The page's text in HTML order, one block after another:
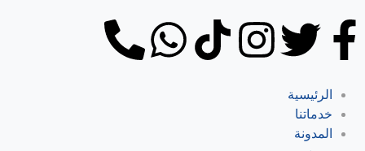
الرئيسية
خدماتنا
المدونة